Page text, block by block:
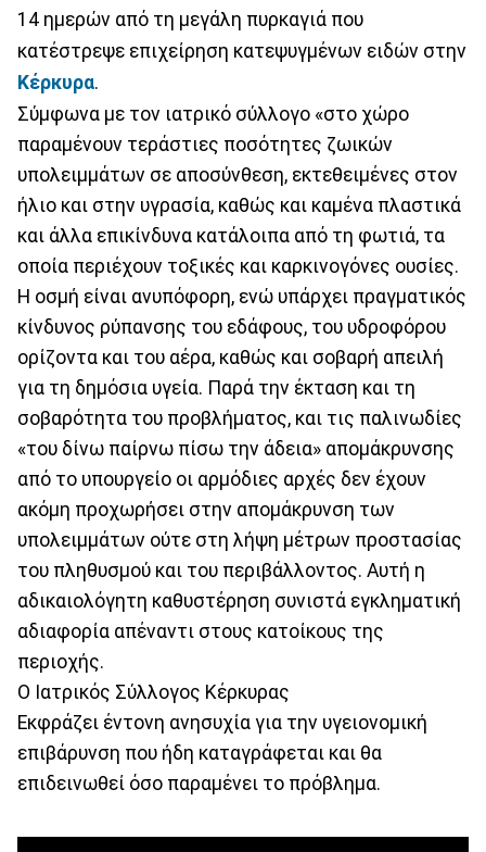
14 ημερών από τη μεγάλη πυρκαγιά που
κατέστρεψε επιχείρηση κατεψυγμένων ειδών στην
Κέρκυρα.
Σύμφωνα με τον ιατρικό σύλλογο «στο χώρο
παραμένουν τεράστιες ποσότητες ζωικών
υπολειμμάτων σε αποσύνθεση, εκτεθειμένες στον
ήλιο και στην υγρασία, καθώς και καμένα πλαστικά
και άλλα επικίνδυνα κατάλοιπα από τη φωτιά, τα
οποία περιέχουν τοξικές και καρκινογόνες ουσίες.
Η οσμή είναι ανυπόφορη, ενώ υπάρχει πραγματικός
κίνδυνος ρύπανσης του εδάφους, του υδροφόρου
ορίζοντα και του αέρα, καθώς και σοβαρή απειλή
για τη δημόσια υγεία. Παρά την έκταση και τη
σοβαρότητα του προβλήματος, και τις παλινωδίες
«του δίνω παίρνω πίσω την άδεια» απομάκρυνσης
από το υπουργείο οι αρμόδιες αρχές δεν έχουν
ακόμη προχωρήσει στην απομάκρυνση των
υπολειμμάτων ούτε στη λήψη μέτρων προστασίας
του πληθυσμού και του περιβάλλοντος. Αυτή η
αδικαιολόγητη καθυστέρηση συνιστά εγκληματική
αδιαφορία απέναντι στους κατοίκους της
περιοχής.
Ο Ιατρικός Σύλλογος Κέρκυρας
Εκφράζει έντονη ανησυχία για την υγειονομική
επιβάρυνση που ήδη καταγράφεται και θα
επιδεινωθεί όσο παραμένει το πρόβλημα.